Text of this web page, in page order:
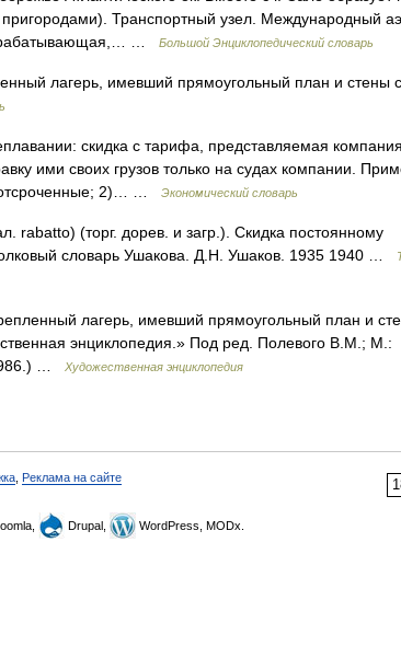
Транспортный узел. Международный
…
Большой Энциклопедический словарь
лагерь, имевший прямоугольный план и стены с
скидка с тарифа, представляемая
ими своих грузов только на судах компании.
отсроченные; 2)… …
Экономический словарь
rabatto) (торг. дорев. и загр.). Скидка постоянному
словарь Ушакова. Д.Н. Ушаков. 1935 1940 …
лагерь, имевший прямоугольный план и
энциклопедия.» Под ред. Полевого В.М.; М.:
…
Художественная энциклопедия
Реклама на сайте
Drupal, WordPress, MODx.